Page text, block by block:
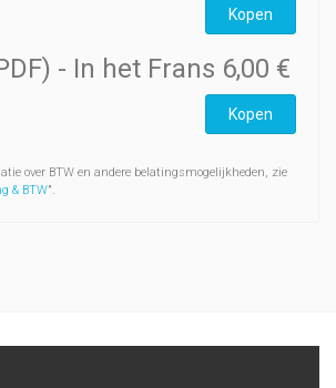
Kopen
- In het Frans 6,00 €
Kopen
over BTW en andere belatingsmogelijkheden, zie
& BTW".